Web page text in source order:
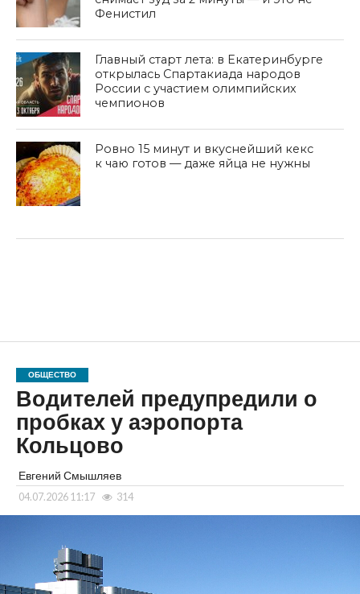
Фенистил
Главный старт лета: в Екатеринбурге
открылась Спартакиада народов
России с участием олимпийских
чемпионов
Ровно 15 минут и вкуснейший кекс
к чаю готов — даже яйца не нужны
ОБЩЕСТВО
Водителей предупредили о
пробках у аэропорта
Кольцово
Евгений Смышляев
04.07.2026 11:17 314